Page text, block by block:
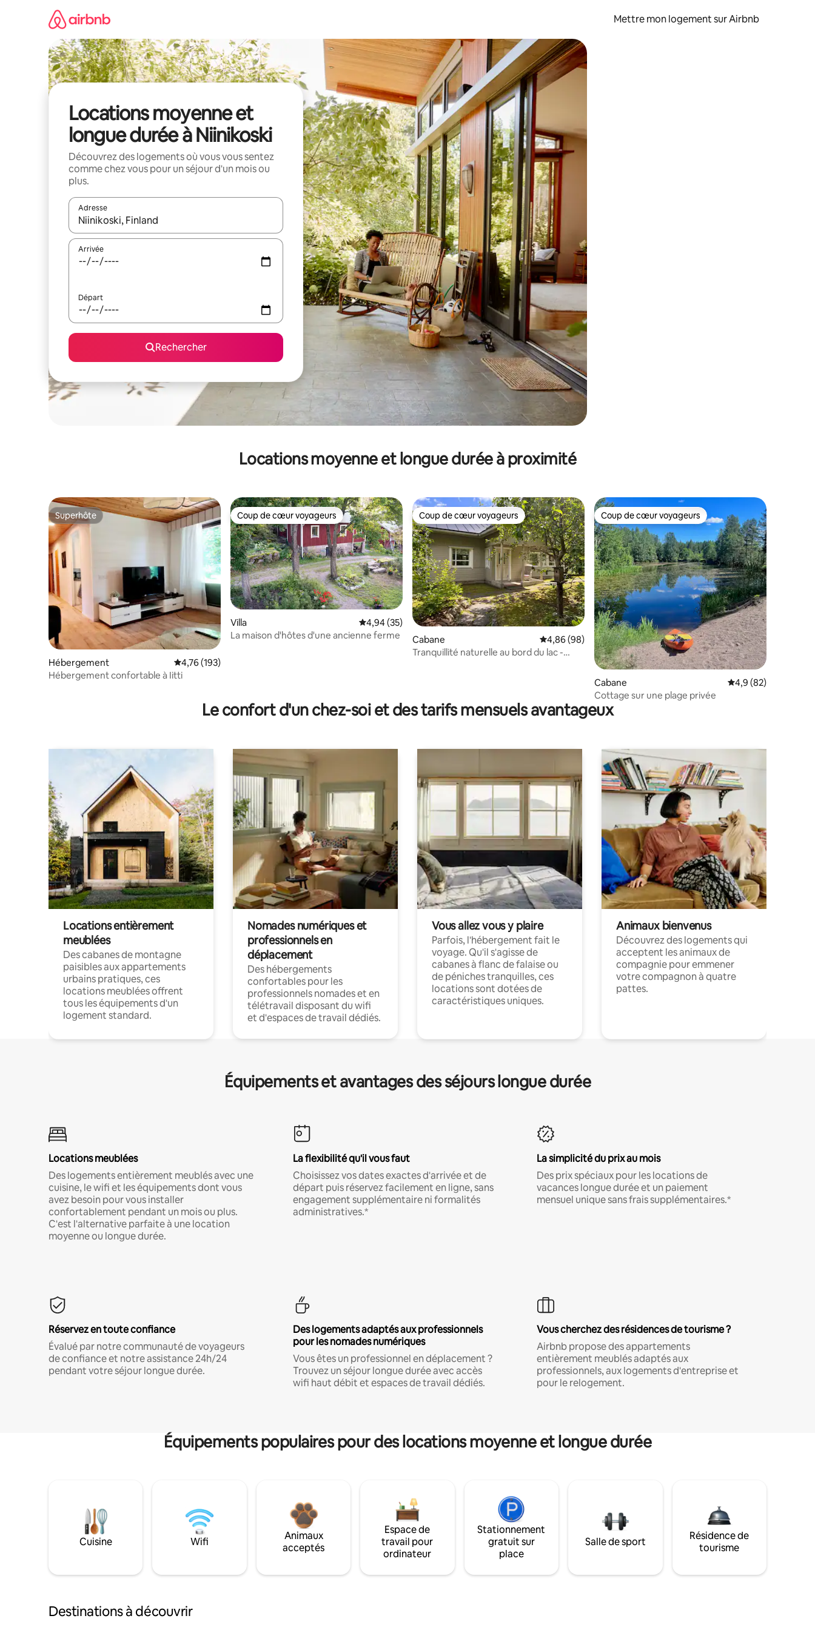
Mettre mon logement sur Airbnb
Locations moyenne et
longue durée à Niinikoski
Découvrez des logements où vous vous sentez
comme chez vous pour un séjour d'un mois ou
plus.
Adresse
Lorsque les résultats s'affichent, utilisez les flèches vers le haut et vers le bas pour les parcourir ou en appuyant et en faisant glisser.
Arrivée
Départ
Rechercher
Locations moyenne et longue durée à proximité
Superhôte
Superhôte
Hébergement Évaluation moyenne sur la base de 193 commentaires : 4,76 sur 5
4,76 (193)
Hébergement confortable à Iitti
Coup de cœur voyageurs
Coup de cœur voyageurs
Villa Évaluation moyenne sur la base de 35 commentaires : 4,94 sur 5
4,94 (35)
La maison d'hôtes d'une ancienne ferme
Coup de cœur voyageurs
Coup de cœur voyageurs
Cabane Évaluation moyenne sur la base de 98 commentaires : 4,86 sur 5
4,86 (98)
Tranquillité naturelle au bord du lac -
Coup de cœur voyageurs
Coup de cœur voyageurs
Cabane Évaluation moyenne
4,9 (82)
Cottage sur une plage privée
Le confort d'un chez-soi et des tarifs mensuels avantageux
Locations entièrement
meublées
Des cabanes de montagne
paisibles aux appartements
urbains pratiques, ces
locations meublées offrent
tous les équipements d'un
logement standard.
Nomades numériques et
professionnels en
déplacement
Des hébergements
confortables pour les
professionnels nomades et en
télétravail disposant du wifi
et d'espaces de travail dédiés.
Vous allez vous y plaire
Parfois, l'hébergement fait le
voyage. Qu'il s'agisse de
cabanes à flanc de falaise ou
de péniches tranquilles, ces
locations sont dotées de
caractéristiques uniques.
Animaux bienvenus
Découvrez des logements qui
acceptent les animaux de
compagnie pour emmener
votre compagnon à quatre
pattes.
Équipements et avantages des séjours longue durée
Locations meublées
Des logements entièrement meublés avec une
cuisine, le wifi et les équipements dont vous
avez besoin pour vous installer
confortablement pendant un mois ou plus.
C'est l'alternative parfaite à une location
moyenne ou longue durée.
La flexibilité qu'il vous faut
Choisissez vos dates exactes d'arrivée et de
départ puis réservez facilement en ligne, sans
engagement supplémentaire ni formalités
administratives.*
La simplicité du prix au mois
Des prix spéciaux pour les locations de
vacances longue durée et un paiement
mensuel unique sans frais supplémentaires.*
Réservez en toute confiance
Évalué par notre communauté de voyageurs
de confiance et notre assistance 24h/24
pendant votre séjour longue durée.
Des logements adaptés aux professionnels
pour les nomades numériques
Vous êtes un professionnel en déplacement ?
Trouvez un séjour longue durée avec accès
wifi haut débit et espaces de travail dédiés.
Vous cherchez des résidences de tourisme ?
Airbnb propose des appartements
entièrement meublés adaptés aux
professionnels, aux logements d'entreprise et
pour le relogement.
Équipements populaires pour des locations moyenne et longue durée
Cuisine Wifi
Animaux
acceptés
Espace de
travail pour
ordinateur
Stationnement
gratuit sur
place
Salle de sport
Résidence de
tourisme
Destinations à découvrir